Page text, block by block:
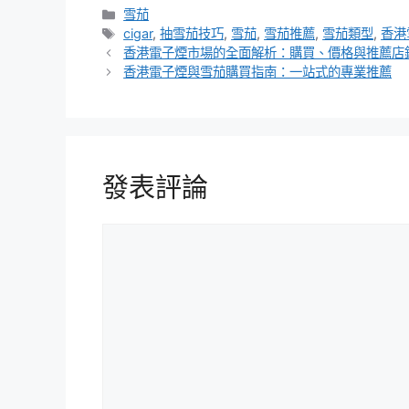
分
類
雪茄
標
籤
cigar,抽雪茄技巧, 雪茄, 雪茄推薦, 雪茄類型,香
香港電子煙市場的全面解析：購買、價格與推薦店
香港電子煙與雪茄購買指南：一站式的專業推薦
發表評論